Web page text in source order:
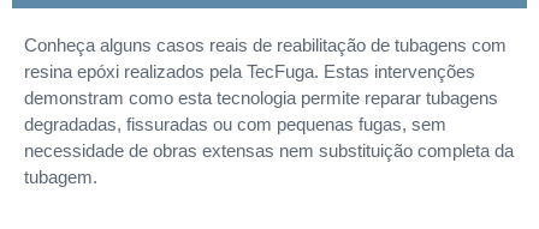
Conheça alguns casos reais de reabilitação de tubagens com
resina epóxi realizados pela TecFuga. Estas intervenções
demonstram como esta tecnologia permite reparar tubagens
degradadas, fissuradas ou com pequenas fugas, sem
necessidade de obras extensas nem substituição completa da
tubagem.